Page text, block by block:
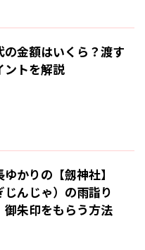
金額はいくら？渡す
ントを解説
かりの【劔神社】
じんじゃ）の雨詣り
御朱印をもらう方法